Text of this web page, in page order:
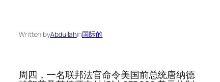
Written byAbdullahin国际的
周四，一名联邦法官命令美国前总统唐纳德